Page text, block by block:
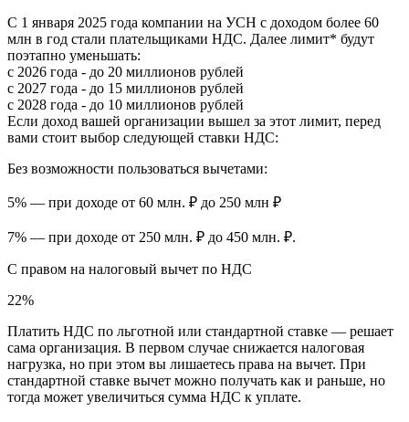
С 1 января 2025 года компании на УСН с доходом более 60
млн в год стали плательщиками НДС. Далее лимит* будут
поэтапно уменьшать:
с 2026 года - до 20 миллионов рублей
с 2027 года - до 15 миллионов рублей
с 2028 года - до 10 миллионов рублей
Если доход вашей организации вышел за этот лимит, перед
вами стоит выбор следующей ставки НДС:
Без возможности пользоваться вычетами:
5% — при доходе от 60 млн. ₽ до 250 млн ₽
7% — при доходе от 250 млн. ₽ до 450 млн. ₽.
С правом на налоговый вычет по НДС
22%
Платить НДС по льготной или стандартной ставке — решает
сама организация. В первом случае снижается налоговая
нагрузка, но при этом вы лишаетесь права на вычет. При
стандартной ставке вычет можно получать как и раньше, но
тогда может увеличиться сумма НДС к уплате.